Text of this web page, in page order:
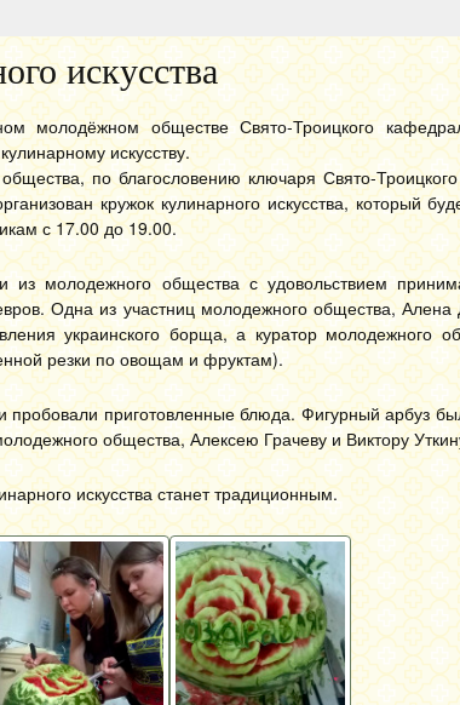
искусства
молодёжном обществе Свято-Троицкого
искусству.
по благословению ключаря Свято-
кружок кулинарного искусства, который
с 17.00 до 19.00.
из молодежного общества с удовольствием
Одна из участниц молодежного общества, Алена
украинского борща, а куратор молодежного
резки по овощам и фруктам).
пробовали приготовленные блюда. Фигурный арбуз
общества, Алексею Грачеву и Виктору
искусства станет традиционным.